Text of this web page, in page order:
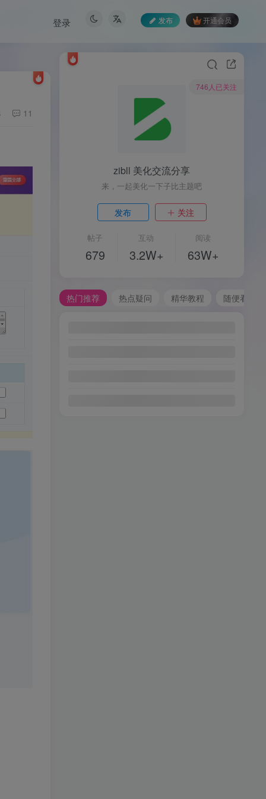
发布 开通会员
登录
11
746人已关注
zibll 美化交流分享
来，一起美化一下子比主题吧
发布 关注
帖子
679
互动
3.2W+
阅读
63W+
热门推荐 热点疑问 精华教程 随便看看